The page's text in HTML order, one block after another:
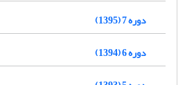
دوره 7 (1395)
دوره 6 (1394)